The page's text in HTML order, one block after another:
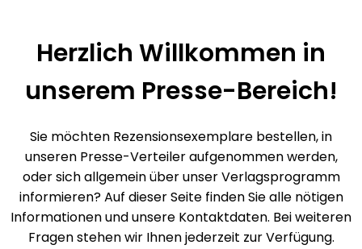
Alle Bücher
Nähen und Fashion
Zeichnen, Gestalten & Design
Kulinarik & Genuss
Abenteuer & Outdoor
NOVUM
Vorschauen
Sale
Herzlich Willkommen in
unserem Presse-Bereich!
Sie möchten Rezensionsexemplare bestellen, in
unseren Presse-Verteiler aufgenommen werden,
oder sich allgemein über unser Verlagsprogramm
informieren? Auf dieser Seite finden Sie alle nötigen
Informationen und unsere Kontaktdaten. Bei weiteren
Fragen stehen wir Ihnen jederzeit zur Verfügung.